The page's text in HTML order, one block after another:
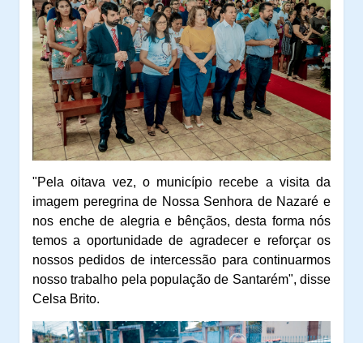
"Pela oitava vez, o município recebe a visita da
imagem peregrina de Nossa Senhora de Nazaré e
nos enche de alegria e bênçãos, desta forma nós
temos a oportunidade de agradecer e reforçar os
nossos pedidos de intercessão para continuarmos
nosso trabalho pela população de Santarém", disse
Celsa Brito.